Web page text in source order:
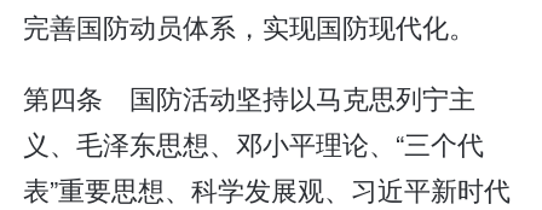
完善国防动员体系，实现国防现代化。
第四条 国防活动坚持以马克思列宁主
义、毛泽东思想、邓小平理论、“三个代
表”重要思想、科学发展观、习近平新时代